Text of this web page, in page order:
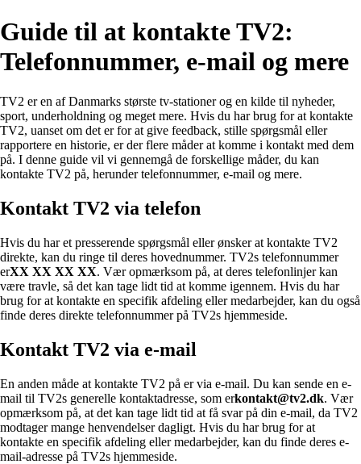
Guide til at kontakte TV2:
Telefonnummer, e-mail og mere
TV2 er en af Danmarks største tv-stationer og en kilde til nyheder,
sport, underholdning og meget mere. Hvis du har brug for at kontakte
TV2, uanset om det er for at give feedback, stille spørgsmål eller
rapportere en historie, er der flere måder at komme i kontakt med dem
på. I denne guide vil vi gennemgå de forskellige måder, du kan
kontakte TV2 på, herunder telefonnummer, e-mail og mere.
Kontakt TV2 via telefon
Hvis du har et presserende spørgsmål eller ønsker at kontakte TV2
direkte, kan du ringe til deres hovednummer. TV2s telefonnummer
erXX XX XX XX. Vær opmærksom på, at deres telefonlinjer kan
være travle, så det kan tage lidt tid at komme igennem. Hvis du har
brug for at kontakte en specifik afdeling eller medarbejder, kan du også
finde deres direkte telefonnummer på TV2s hjemmeside.
Kontakt TV2 via e-mail
En anden måde at kontakte TV2 på er via e-mail. Du kan sende en e-
mail til TV2s generelle kontaktadresse, som erkontakt@tv2.dk. Vær
opmærksom på, at det kan tage lidt tid at få svar på din e-mail, da TV2
modtager mange henvendelser dagligt. Hvis du har brug for at
kontakte en specifik afdeling eller medarbejder, kan du finde deres e-
mail-adresse på TV2s hjemmeside.